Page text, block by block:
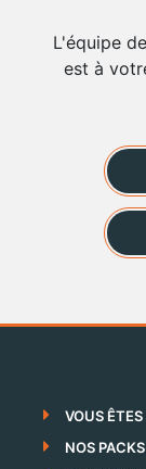
L'équipe
est à
VOUS ÊTES
NOS PACKS